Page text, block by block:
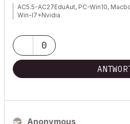
AC5.5-AC27EduAut, PC-Win10,
Win-I7+Nvidia
0
Anonymous